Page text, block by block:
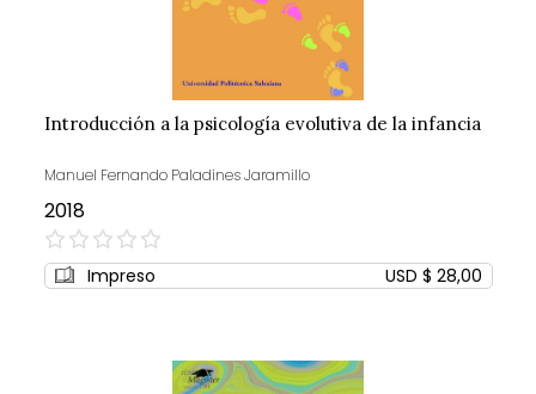
Introducción a la psicología evolutiva de la infancia
Manuel Fernando Paladines Jaramillo
2018
0%
Impreso USD $ 28,00